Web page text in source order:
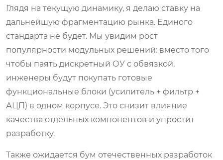
Глядя на текущую динамику, я делаю ставку на
дальнейшую фрагментацию рынка. Единого
стандарта не будет. Мы увидим рост
популярности модульных решений: вместо того
чтобы паять дискретный ОУ с обвязкой,
инженеры будут покупать готовые
функциональные блоки (усилитель + фильтр +
АЦП) в одном корпусе. Это снизит влияние
качества отдельных компонентов и упростит
разработку.
Также ожидается бум отечественных разработок